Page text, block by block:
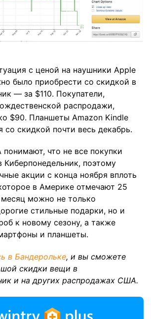
с ценой на наушники Apple
было приобрести со скидкой в
— за $110. Покупатели,
распродажи,
$90. Планшеты Amazon Kindle
скидкой почти весь декабрь.
что не все покупки
Киберпонедельник, поэтому
акции с конца ноября вплоть
в Америке отмечают 25
месяц можно не только
стильные подарки, но и
к новому сезону, а также
и планшеты.
в Бандерольке, и вы сможете
скидки вещи в
и на других распродажах США.